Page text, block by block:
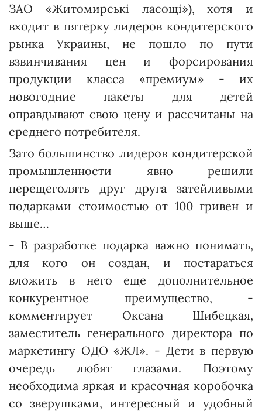
ЗАО «Житомирські ласощі»), хотя и
входит в пятерку лидеров кон­дитерского
рынка Украины, не пошло по пути
взвинчивания цен и форсирования
продукции класса «премиум» - их
новогодние пакеты для детей
оправдывают свою цену и рассчитаны на
среднего пот­ребителя.
Зато большинство лидеров кондитерской
промышленности явно решили
перещеголять друг друга затейливыми
подарками стоимостью от 100 гривен и
выше…
- В разработке подарка важно понимать,
для кого он создан, и постараться
вложить в него еще дополнительное
конкурентное преимущество, -
комментирует Оксана Шибецкая,
заместитель генерального директора по
маркетингу ОДО «ЖЛ». - Дети в первую
очередь любят глазами. Поэтому
необходима яркая и красочная коробочка
со зверушками, интересный и удобный